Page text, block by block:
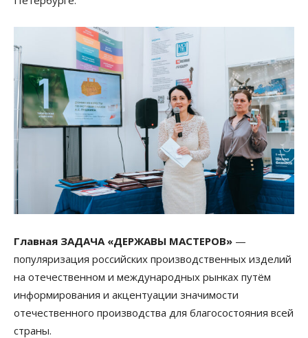
Главная ЗАДАЧА «ДЕРЖАВЫ МАСТЕРОВ» —
популяризация российских производственных изделий
на отечественном и международных рынках путём
информирования и акцентуации значимости
отечественного производства для благосостояния всей
страны.